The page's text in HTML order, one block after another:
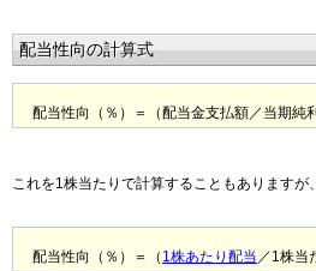
配当性向の計算式
配当性向（％）＝（配当金支払額／当期純
これを1株当たりで計算することもありますが
配当性向（％）＝（ 1株あたり配当 ／1株当